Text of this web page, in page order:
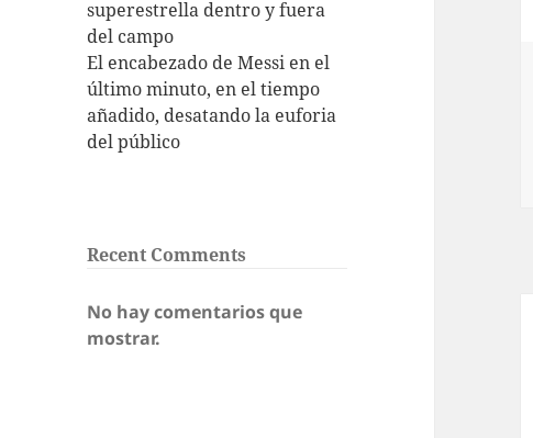
superestrella dentro y fuera
del campo
El encabezado de Messi en el
último minuto, en el tiempo
añadido, desatando la euforia
del público
Recent Comments
No hay comentarios que
mostrar.